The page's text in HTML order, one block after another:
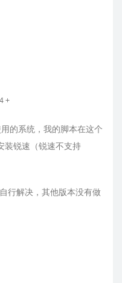
+
的系统，我的脚本在这个
装锐速（锐速不支持
行解决，其他版本没有做